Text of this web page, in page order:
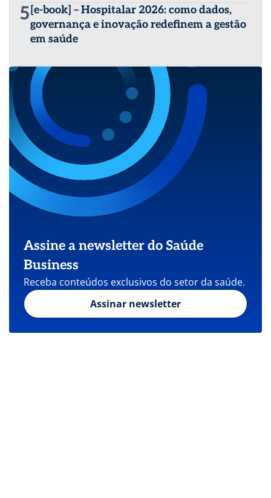
5 [e-book] – Hospitalar 2026: como dados,
governança e inovação redefinem a gestão
em saúde
Assine a newsletter do Saúde
Business
Receba conteúdos exclusivos do setor da saúde.
Assinar newsletter